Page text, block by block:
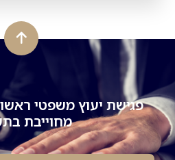
פגישת יעוץ משפטי
מחוייבת